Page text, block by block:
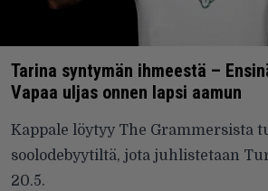
Tarina syntymän ihmeestä –
Vapaa uljas onnen lapsi aamun
Kappale löytyy The Grammersista
soolodebyytiltä, jota juhlistetaan
20.5.